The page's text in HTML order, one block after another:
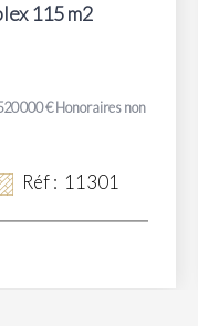
115 m2
000 €Honoraires non
Réf : 11301